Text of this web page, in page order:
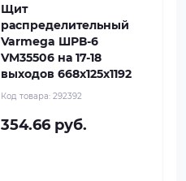
Щит
распределительный
Varmega ШРВ-6
VM35506 на 17-18
выходов 668х125х1192
Код товара: 292392
354.66 руб.